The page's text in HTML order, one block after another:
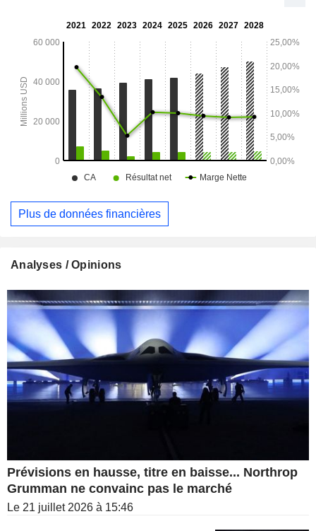
Plus de données financières
Analyses / Opinions
Prévisions en hausse, titre en baisse... Northrop
Grumman ne convainc pas le marché
Le 21 juillet 2026 à 15:46